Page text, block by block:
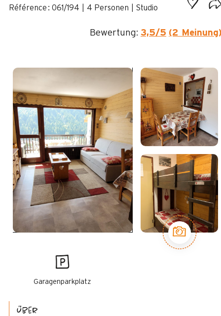
: 061/194 4 Personen Studio
Bewertung: 3,5/5 (2
Garagenparkplatz
Über